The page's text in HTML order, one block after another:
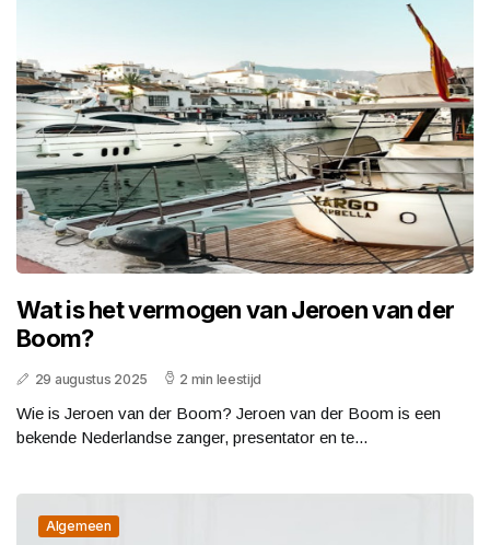
Wat is het vermogen van Jeroen van der
Boom?
29 augustus 2025 2 min leestijd
Wie is Jeroen van der Boom? Jeroen van der Boom is een
bekende Nederlandse zanger, presentator en te...
Algemeen